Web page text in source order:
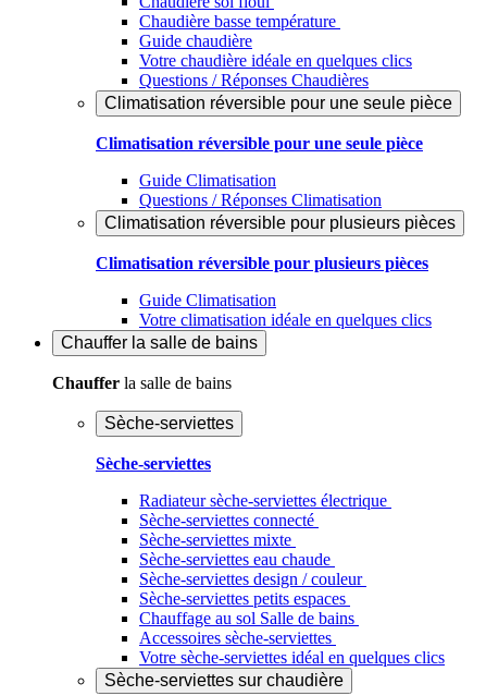
Chaudière basse température
Guide chaudière
Votre chaudière idéale en quelques clics
Questions / Réponses Chaudières
Climatisation réversible pour une seule pièce
Climatisation réversible pour une seule pièce
Guide Climatisation
Questions / Réponses Climatisation
Climatisation réversible pour plusieurs pièces
Climatisation réversible pour plusieurs pièces
Guide Climatisation
Votre climatisation idéale en quelques clics
Chauffer la salle de bains
Chauffer la salle de bains
Sèche-serviettes
Sèche-serviettes
Radiateur sèche-serviettes électrique
Sèche-serviettes connecté
Sèche-serviettes mixte
Sèche-serviettes eau chaude
Sèche-serviettes design / couleur
Sèche-serviettes petits espaces
Chauffage au sol Salle de bains
Accessoires sèche-serviettes
Votre sèche-serviettes idéal en quelques clics
Sèche-serviettes sur chaudière